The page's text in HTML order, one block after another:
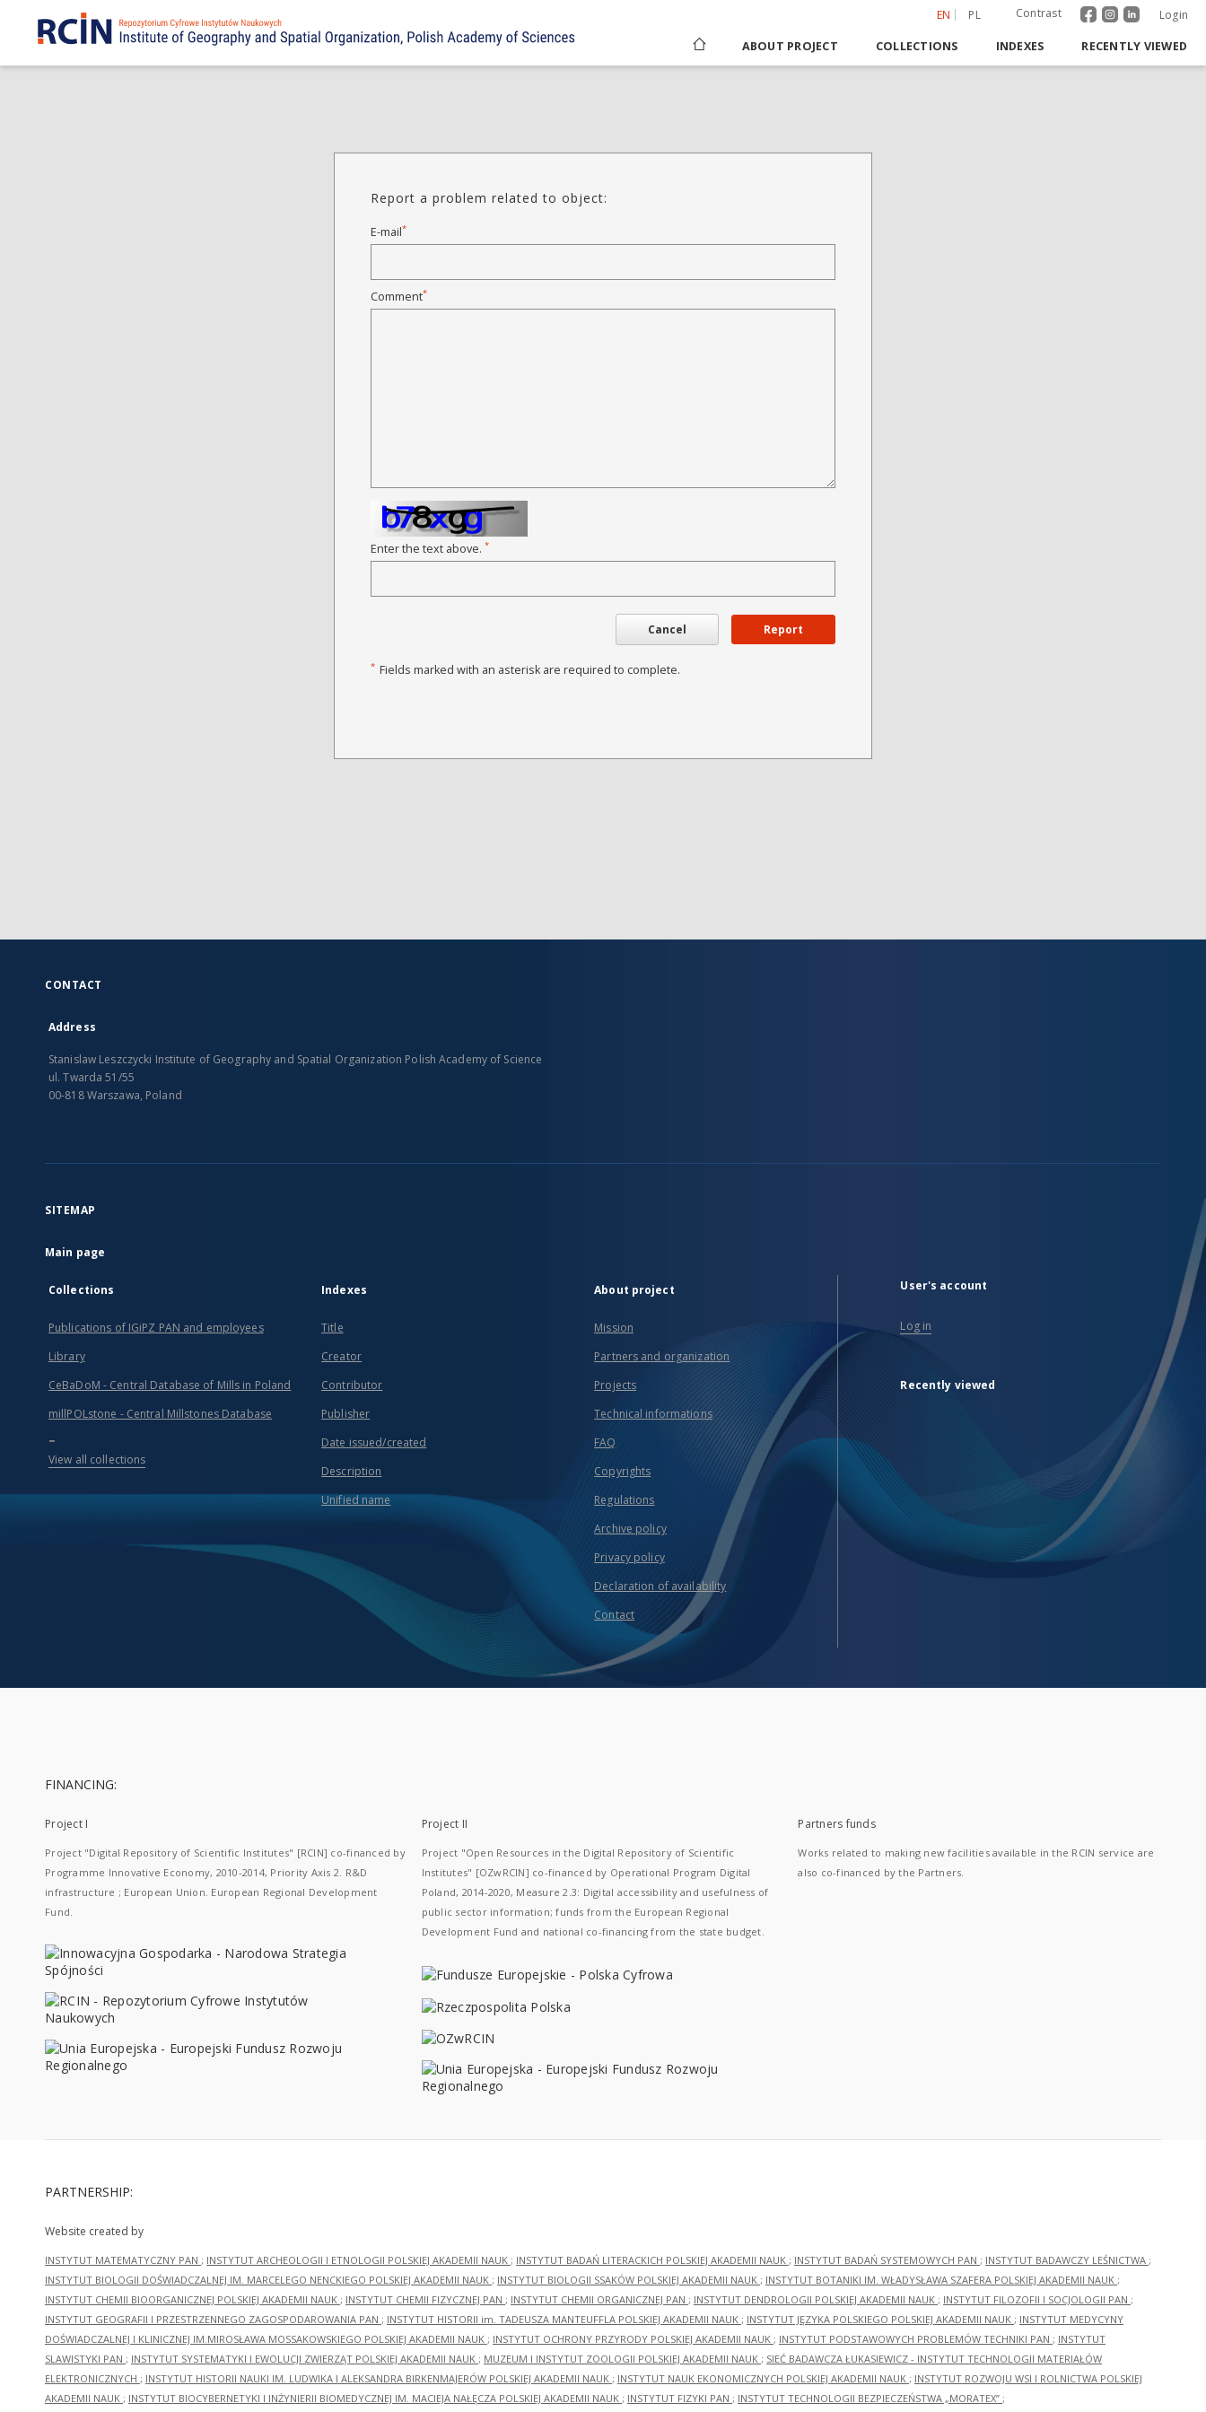
EN PL Contrast Login
ABOUT PROJECT COLLECTIONS INDEXES RECENTLY VIEWED
Report a problem related to object:
E-mail*
Comment*
Enter the text above. *
Cancel Report
* Fields marked with an asterisk are required to complete.
CONTACT
Address
Stanislaw Leszczycki Institute of Geography and Spatial Organization Polish Academy of Science
ul. Twarda 51/55
00-818 Warszawa, Poland
SITEMAP
Main page
Collections
Publications of IGiPZ PAN and employees
Library
CeBaDoM - Central Database of Mills in Poland
millPOLstone - Central Millstones Database
...
View all collections
Indexes
Title
Creator
Contributor
Publisher
Date issued/created
Description
Unified name
About project
Mission
Partners and organization
Projects
Technical informations
FAQ
Copyrights
Regulations
Archive policy
Privacy policy
Declaration of availability
Contact
User's account
Log in
Recently viewed
FINANCING:
Project I
Project "Digital Repository of Scientific Institutes" [RCIN] co-financed by
Programme Innovative Economy, 2010-2014, Priority Axis 2. R&D
infrastructure ; European Union. European Regional Development
Fund.
Project II
Project "Open Resources in the Digital Repository of Scientific
Institutes" [OZwRCIN] co-financed by Operational Program Digital
Poland, 2014-2020, Measure 2.3: Digital accessibility and usefulness of
public sector information; funds from the European Regional
Development Fund and national co-financing from the state budget.
Partners funds
Works related to making new facilities available in the RCIN service are
also co-financed by the Partners.
PARTNERSHIP:
Website created by
INSTYTUT MATEMATYCZNY PAN ; INSTYTUT ARCHEOLOGII I ETNOLOGII POLSKIEJ AKADEMII NAUK ; INSTYTUT BADAŃ LITERACKICH POLSKIEJ AKADEMII NAUK ; INSTYTUT BADAŃ SYSTEMOWYCH PAN ; INSTYTUT BADAWCZY LEŚNICTWA ;
INSTYTUT BIOLOGII DOŚWIADCZALNEJ IM. MARCELEGO NENCKIEGO POLSKIEJ AKADEMII NAUK ; INSTYTUT BIOLOGII SSAKÓW POLSKIEJ AKADEMII NAUK ; INSTYTUT BOTANIKI IM. WŁADYSŁAWA SZAFERA POLSKIEJ AKADEMII NAUK ;
INSTYTUT CHEMII BIOORGANICZNEJ POLSKIEJ AKADEMII NAUK ; INSTYTUT CHEMII FIZYCZNEJ PAN ; INSTYTUT CHEMII ORGANICZNEJ PAN ; INSTYTUT DENDROLOGII POLSKIEJ AKADEMII NAUK ; INSTYTUT FILOZOFII I SOCJOLOGII PAN ;
INSTYTUT GEOGRAFII I PRZESTRZENNEGO ZAGOSPODAROWANIA PAN ; INSTYTUT HISTORII im. TADEUSZA MANTEUFFLA POLSKIEJ AKADEMII NAUK ; INSTYTUT JĘZYKA POLSKIEGO POLSKIEJ AKADEMII NAUK ; INSTYTUT MEDYCYNY
DOŚWIADCZALNEJ I KLINICZNEJ IM.MIROSŁAWA MOSSAKOWSKIEGO POLSKIEJ AKADEMII NAUK ; INSTYTUT OCHRONY PRZYRODY POLSKIEJ AKADEMII NAUK ; INSTYTUT PODSTAWOWYCH PROBLEMÓW TECHNIKI PAN ; INSTYTUT
SLAWISTYKI PAN ; INSTYTUT SYSTEMATYKI I EWOLUCJI ZWIERZĄT POLSKIEJ AKADEMII NAUK ; MUZEUM I INSTYTUT ZOOLOGII POLSKIEJ AKADEMII NAUK ; SIEĆ BADAWCZA ŁUKASIEWICZ - INSTYTUT TECHNOLOGII MATERIAŁÓW
ELEKTRONICZNYCH ; INSTYTUT HISTORII NAUKI IM. LUDWIKA I ALEKSANDRA BIRKENMAJERÓW POLSKIEJ AKADEMII NAUK ; INSTYTUT NAUK EKONOMICZNYCH POLSKIEJ AKADEMII NAUK ; INSTYTUT ROZWOJU WSI I ROLNICTWA POLSKIEJ
AKADEMII NAUK ; INSTYTUT BIOCYBERNETYKI I INŻYNIERII BIOMEDYCZNEJ IM. MACIEJA NAŁĘCZA POLSKIEJ AKADEMII NAUK ; INSTYTUT FIZYKI PAN ; INSTYTUT TECHNOLOGII BEZPIECZEŃSTWA „MORATEX” ;